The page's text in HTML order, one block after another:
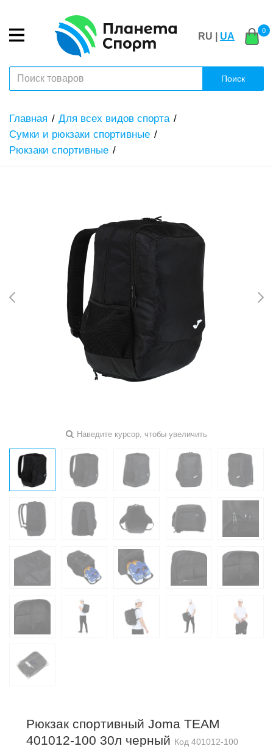
RU | UA
0
Поиск
Главная
Для всех видов спорта
Сумки и рюкзаки спортивные
Рюкзаки спортивные
Наведите курсор, чтобы увеличить
Рюкзак спортивный Joma TEAM
401012-100 30л черный Код 401012-100